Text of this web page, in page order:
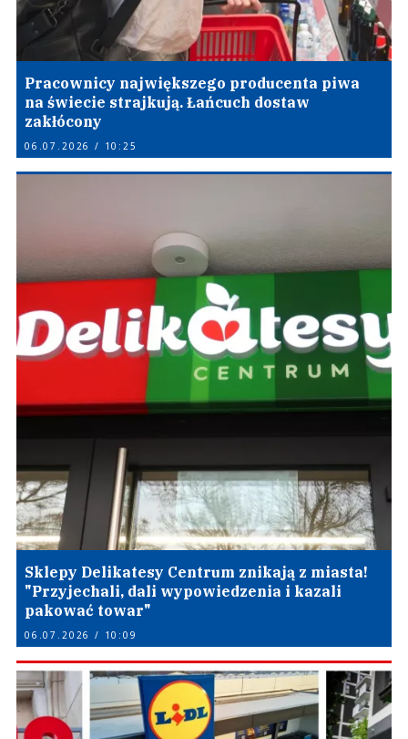
Pracownicy największego producenta piwa
na świecie strajkują. Łańcuch dostaw
zakłócony
06.07.2026 / 10:25
Sklepy Delikatesy Centrum znikają z miasta!
"Przyjechali, dali wypowiedzenia i kazali
pakować towar"
06.07.2026 / 10:09